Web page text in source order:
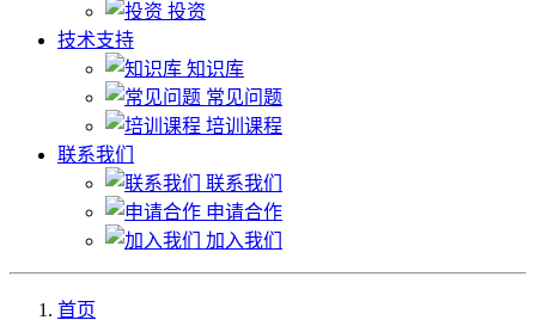
投资
技术支持
知识库
常见问题
培训课程
联系我们
联系我们
申请合作
加入我们
首页